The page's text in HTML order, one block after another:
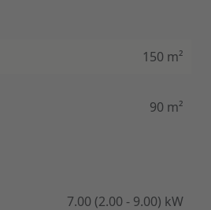
150 m²
90 m²
7.00 (2.00 - 9.00) kW